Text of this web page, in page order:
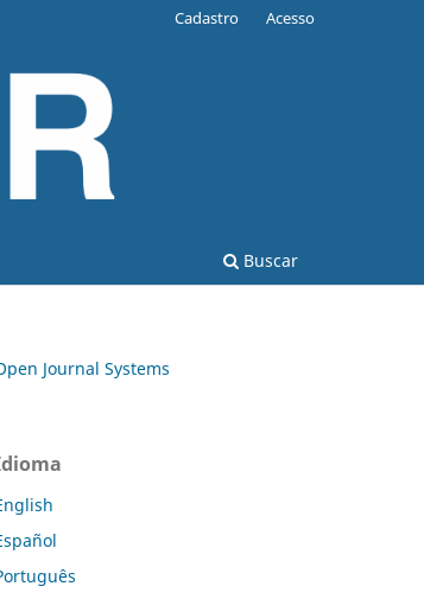
Buscar
Cadastro Acesso
Journal Systems